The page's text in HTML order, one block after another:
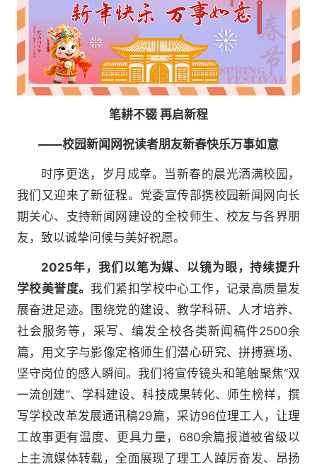
笔耕不辍 再启新程
——校园新闻网祝读者朋友新春快乐万事如意
时序更迭，岁月成章。当新春的晨光洒满校园，
我们又迎来了新征程。党委宣传部携校园新闻网向长
期关心、支持新闻网建设的全校师生、校友与各界朋
友，致以诚挚问候与美好祝愿。
2025年，我们以笔为媒、以镜为眼，持续提升
学校美誉度。我们紧扣学校中心工作，记录高质量发
展奋进足迹。围绕党的建设、教学科研、人才培养、
社会服务等，采写、编发全校各类新闻稿件2500余
篇，用文字与影像定格师生们潜心研究、拼搏赛场、
坚守岗位的感人瞬间。我们将宣传镜头和笔触聚焦“双
一流创建”、学科建设、科技成果转化、师生榜样，撰
写学校改革发展通讯稿29篇，采访96位理工人，让理
工故事更有温度、更具力量，680余篇报道被省级以
上主流媒体转载，全面展现了理工人踔厉奋发、昂扬